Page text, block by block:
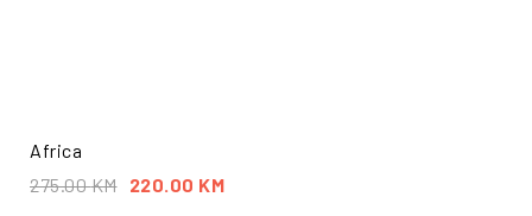
Africa
275.00KM 220.00 KM